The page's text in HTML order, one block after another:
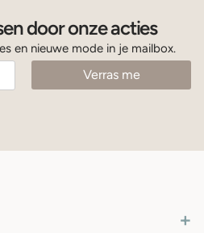
door onze acties
en nieuwe mode in je mailbox.
+